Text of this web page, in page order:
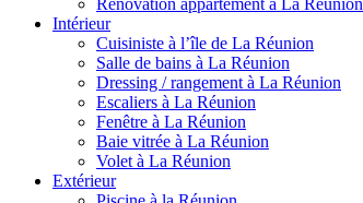
Rénovation appartement à La Réunion
Intérieur
Cuisiniste à l’île de La Réunion
Salle de bains à La Réunion
Dressing / rangement à La Réunion
Escaliers à La Réunion
Fenêtre à La Réunion
Baie vitrée à La Réunion
Volet à La Réunion
Extérieur